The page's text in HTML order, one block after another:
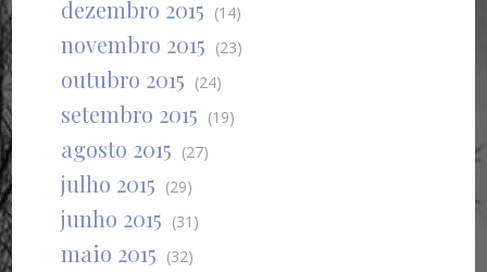
dezembro 2015 (14)
novembro 2015 (23)
outubro 2015 (24)
setembro 2015 (19)
agosto 2015 (27)
julho 2015 (29)
junho 2015 (31)
maio 2015 (32)